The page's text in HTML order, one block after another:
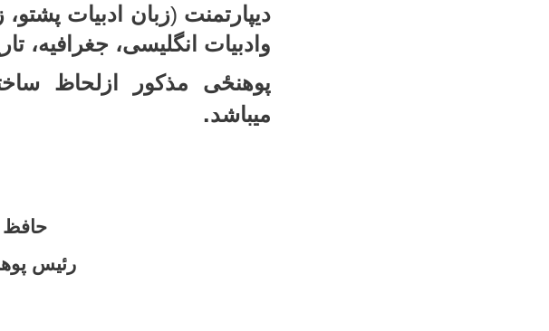
دیپارتمنت (زبان ادبیات پشتو،
وادبیات انگلیسی، جغرافیه،
پوهنځی مذکور ازلحاظ
میباشد
حافظ
رئیس